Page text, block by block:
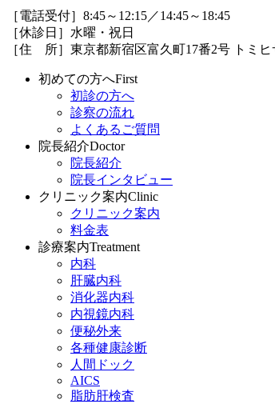
［電話受付］8:45～12:15／14:45～18:45
［休診日］水曜・祝日
［住 所］東京都新宿区富久町17番2号 トミヒ
初めての方へFirst
初診の方へ
診察の流れ
よくあるご質問
院長紹介Doctor
院長紹介
院長インタビュー
クリニック案内Clinic
クリニック案内
料金表
診療案内Treatment
内科
肝臓内科
消化器内科
内視鏡内科
便秘外来
各種健康診断
人間ドック
AICS
脂肪肝検査